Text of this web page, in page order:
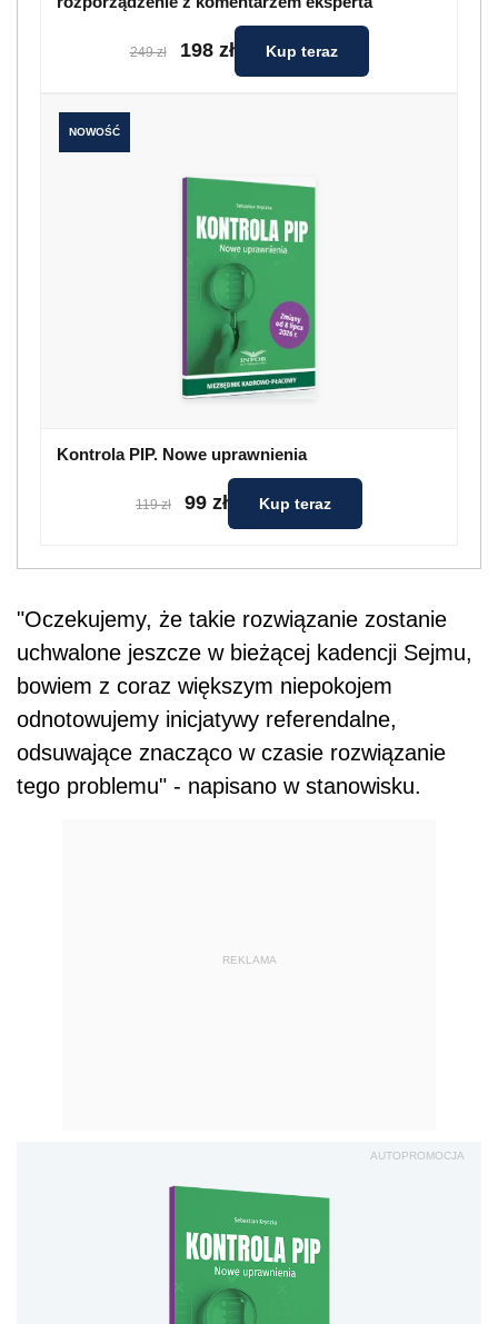
249 zł 198 zł Kup teraz
NOWOŚĆ
Kontrola PIP. Nowe uprawnienia
119 zł 99 zł Kup teraz
"Oczekujemy, że takie rozwiązanie zostanie
uchwalone jeszcze w bieżącej kadencji Sejmu,
bowiem z coraz większym niepokojem
odnotowujemy inicjatywy referendalne,
odsuwające znacząco w czasie rozwiązanie
tego problemu" - napisano w stanowisku.
REKLAMA
AUTOPROMOCJA